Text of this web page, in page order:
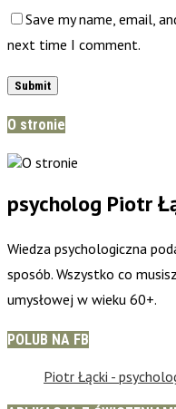
Save my name, email,
next time I comment.
O stronie
psycholog Piotr
Wiedza psychologiczna
sposób. Wszystko co
umysłowej w wieku 60+.
POLUB NA FB
Piotr Łącki -